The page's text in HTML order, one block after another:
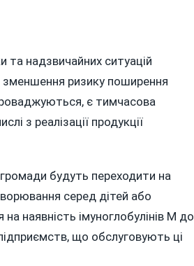
та надзвичайних ситуацій
зменшення ризику поширення
є тимчасова
з реалізації продукції
будуть переходити на
серед дітей або
наявність імуноглобулінів М до
що обслуговують ці